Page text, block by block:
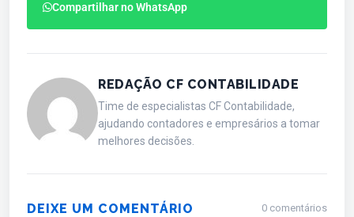
Compartilhar no WhatsApp
REDAÇÃO CF CONTABILIDADE
Time de especialistas CF Contabilidade,
ajudando contadores e empresários a tomar
melhores decisões.
DEIXE UM COMENTÁRIO 0 comentários